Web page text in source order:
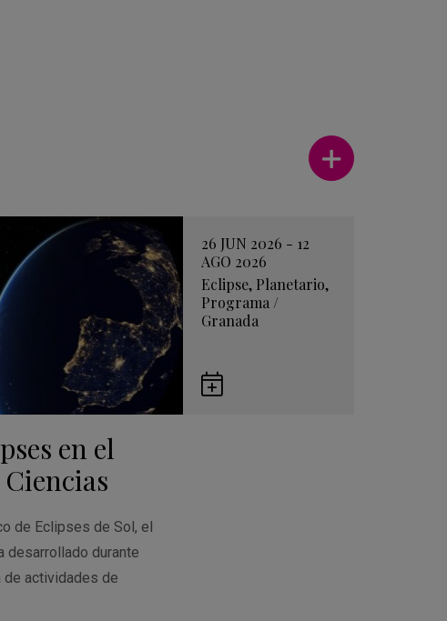
Ver más
26 JUN 2026 - 12
AGO 2026
Eclipse, Planetario,
Programa/
Granada
en el
de Eclipses de Sol, el
desarrollado durante
de actividades de